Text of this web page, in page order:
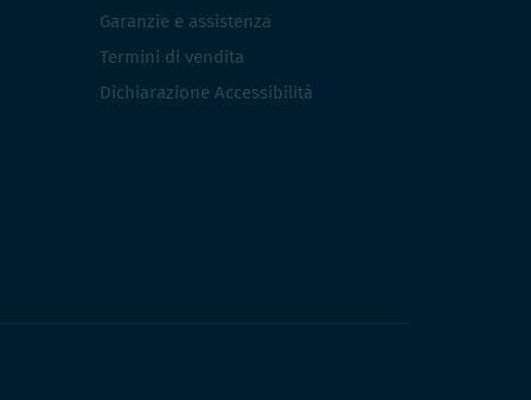
Garanzie e assistenza
Termini di vendita
Dichiarazione Accessibilità